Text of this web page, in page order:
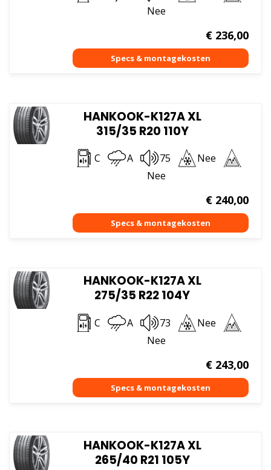
Nee
€236,00
HANKOOK-K127A XL
315/35 R20 110Y
C A 75
Nee
Nee
€240,00
HANKOOK-K127A XL
275/35 R22 104Y
C A 73
Nee
Nee
€243,00
HANKOOK-K127A XL
265/40 R21 105Y